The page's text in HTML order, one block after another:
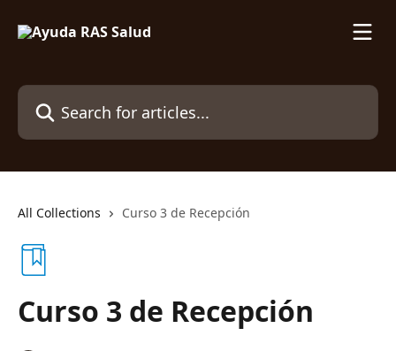
Search for articles...
All Collections Curso 3 de Recepción
Curso 3 de Recepción